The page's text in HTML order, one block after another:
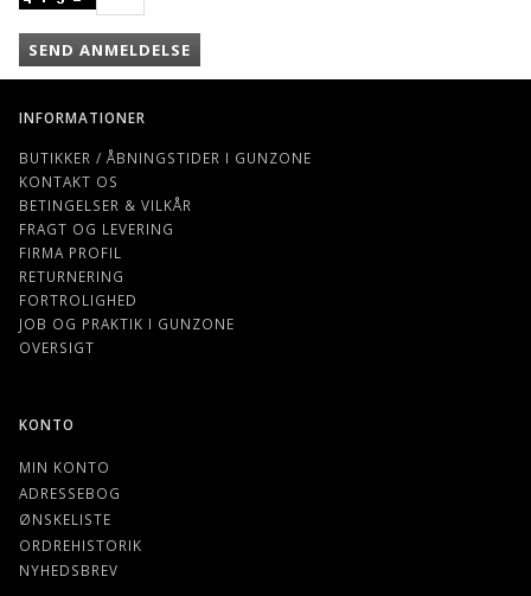
SEND ANMELDELSE
INFORMATIONER
BUTIKKER / ÅBNINGSTIDER I GUNZONE
KONTAKT OS
BETINGELSER & VILKÅR
FRAGT OG LEVERING
FIRMA PROFIL
RETURNERING
FORTROLIGHED
JOB OG PRAKTIK I GUNZONE
OVERSIGT
KONTO
MIN KONTO
ADRESSEBOG
ØNSKELISTE
ORDREHISTORIK
NYHEDSBREV